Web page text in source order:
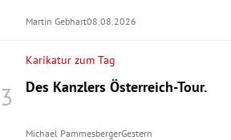
Martin Gebhart08.08.2026
Karikatur zum Tag
Des Kanzlers Österreich-Tour.
Michael PammesbergerGestern